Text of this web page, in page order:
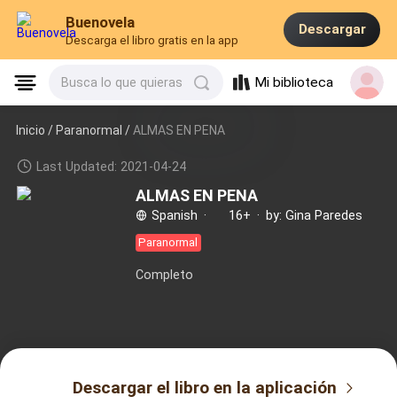
Buenovela
Descarga el libro gratis en la app
Descargar
Busca lo que quieras Mi biblioteca
Inicio /Paranormal /ALMAS EN PENA
Last Updated: 2021-04-24
ALMAS EN PENA
Spanish · 16+ · by: Gina Paredes
Paranormal
Completo
Descargar el libro en la aplicación